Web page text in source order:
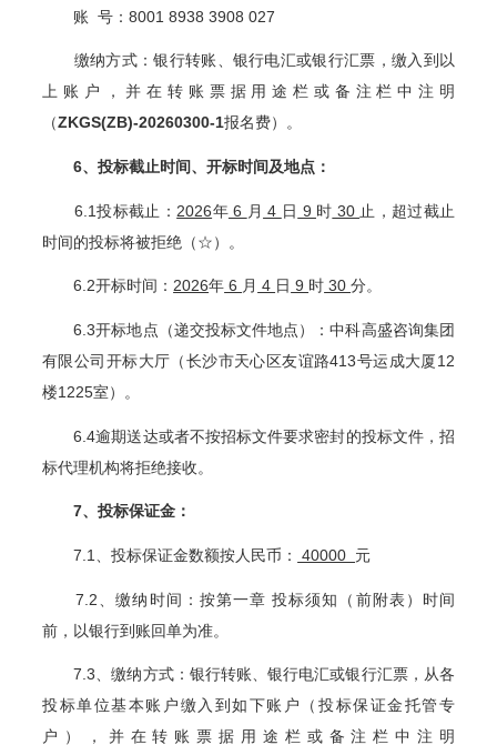
账 号：8001 8938 3908 027
缴纳方式：银行转账、银行电汇或银行汇票，缴入到以
上账户，并在转账票据用途栏或备注栏中注明
（ZKGS(ZB)-20260300-1报名费）。
6、投标截止时间、开标时间及地点：
6.1投标截止： 2026年6 月 4 日 9 时 30 止，超过截止
时间的投标将被拒绝（☆）。
6.2开标时间：2026年 6 月 4 日 9 时 30分。
6.3开标地点（递交投标文件地点）
：中科高盛咨询集团
有限公司开标大厅（长沙市天心区友谊路413号运成大厦12
楼1225室）。
6.4逾期送达或者不按招标文件要求密封的投标文件， 招
标代理机构将拒绝接收。
7、投标保证金：
7.1 、投标保证金数额按人民币： 40000 元
7.2 、缴纳时间：按第一章 投标须知（前附表）时间
前，以银行到账回单为准。
7.3、缴纳方式：银行转账、银行电汇或银行汇票，从各
投标单位基本账户缴入到如下账户（投标保证金托管专
户），并在转账票据用途栏或备注栏中注明